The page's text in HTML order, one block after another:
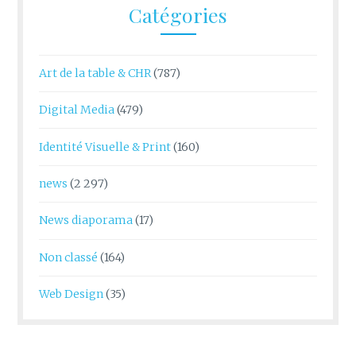
Catégories
Art de la table & CHR(787)
Digital Media(479)
Identité Visuelle & Print(160)
news (2 297)
News diaporama(17)
Non classé (164)
Web Design(35)